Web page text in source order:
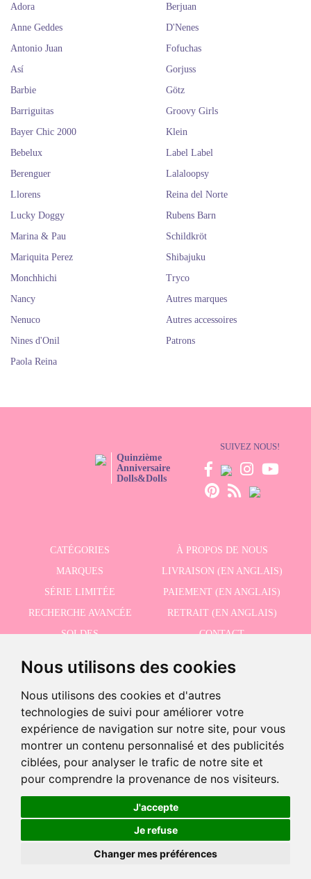
Nous utilisons des cookies
Nous utilisons des cookies et d'autres
technologies de suivi pour améliorer votre
expérience de navigation sur notre site, pour vous
montrer un contenu personnalisé et des publicités
ciblées, pour analyser le trafic de notre site et
pour comprendre la provenance de nos visiteurs.
J'accepte
Je refuse
Changer mes préférences
Produit retiré de la vente
Ce produit a été abandonné, mais vous pouvez voir des produits
similaires en utilisant le bouton suivant
Voir des produits similaires
Adora
Anne Geddes
Antonio Juan
Así
Barbie
Barriguitas
Bayer Chic 2000
Bebelux
Berenguer
Berjuan
D'Nenes
Fofuchas
Gorjuss
Götz
Groovy Girls
Klein
Label Label
Lalaloopsy
Llorens
Lucky Doggy
Marina & Pau
Mariquita Perez
Monchhichi
Nancy
Nenuco
Nines d'Onil
Paola Reina
Reina del Norte
Rubens Barn
Schildkröt
Shibajuku
Tryco
Autres marques
Autres accessoires
Patrons
Quinzième
Anniversaire
Dolls&Dolls
SUIVEZ NOUS!
CATÉGORIES
À PROPOS DE NOUS
MARQUES
LIVRAISON (EN ANGLAIS)
SÉRIE LIMITÉE
PAIEMENT (EN ANGLAIS)
RECHERCHE AVANCÉE
RETRAIT (EN ANGLAIS)
SOLDES
CONTACT
J'accepte la politique de confidentialité
©2026 Dolls And Dolls. Tous les droits sont réservés.
.
Politique de cookies (en anglais)